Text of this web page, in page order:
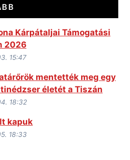
Kárpátaljai Támogatási
2026
15:47
mentették meg egy
életét a Tiszán
18:32
kapuk
18:33